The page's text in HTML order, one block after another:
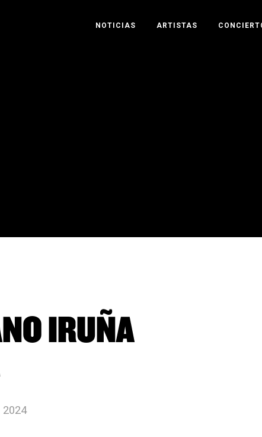
NOTICIAS ARTISTAS
IRUÑA
2024